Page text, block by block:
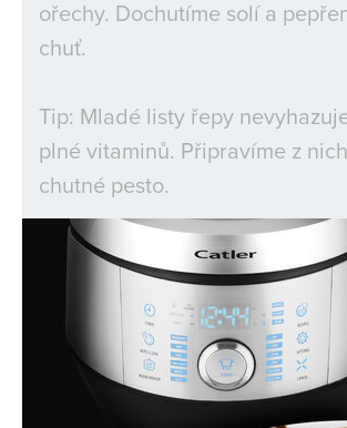
ořechy. Dochutíme solí a
chuť.
Tip: Mladé listy řepy
plné vitaminů. Připravíme z
chutné pesto.